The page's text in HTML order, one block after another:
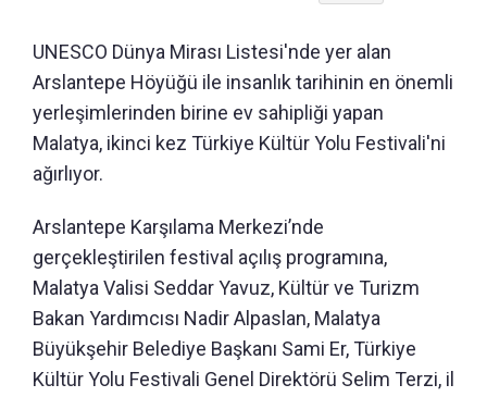
UNESCO Dünya Mirası Listesi'nde yer alan
Arslantepe Höyüğü ile insanlık tarihinin en önemli
yerleşimlerinden birine ev sahipliği yapan
Malatya, ikinci kez Türkiye Kültür Yolu Festivali'ni
ağırlıyor.
Arslantepe Karşılama Merkezi’nde
gerçekleştirilen festival açılış programına,
Malatya Valisi Seddar Yavuz, Kültür ve Turizm
Bakan Yardımcısı Nadir Alpaslan, Malatya
Büyükşehir Belediye Başkanı Sami Er, Türkiye
Kültür Yolu Festivali Genel Direktörü Selim Terzi, il